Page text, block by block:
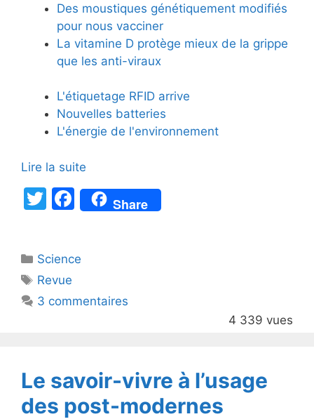
Des moustiques génétiquement modifiés
pour nous vacciner
La vitamine D protège mieux de la grippe
que les anti-viraux
L'étiquetage RFID arrive
Nouvelles batteries
L'énergie de l'environnement
Lire la suite
T
er
F
a
e
o
Share
Catégories
Science
Étiquettes
Revue
3 commentaires
4 339 vues
Le savoir-vivre à l’usage
des post-modernes